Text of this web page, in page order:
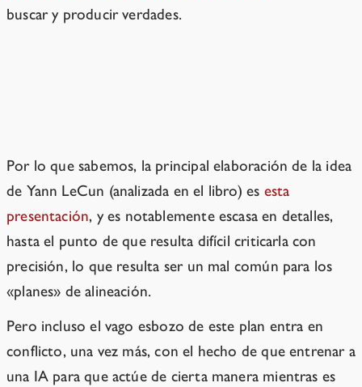
buscar y producir verdades.
Por lo que sabemos, la principal elaboración de la idea
de Yann LeCun (analizada en el libro) es esta
presentación, y es notablemente escasa en detalles,
hasta el punto de que resulta difícil criticarla con
precisión, lo que resulta ser un mal común para los
«planes» de alineación.
Pero incluso el vago esbozo de este plan entra en
conflicto, una vez más, con el hecho de que entrenar a
una IA para que actúe de cierta manera mientras es